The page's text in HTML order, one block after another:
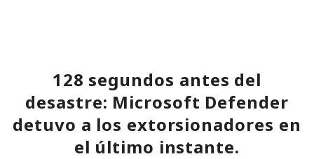
128 segundos antes del
desastre: Microsoft Defender
detuvo a los extorsionadores en
el último instante.